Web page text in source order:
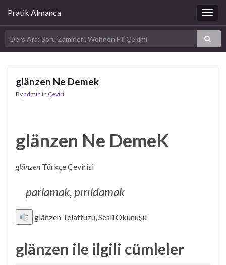
Pratik Almanca
glänzen Ne Demek
Byadmin in Çeviri
glänzen Ne DemeK
glänzen Türkçe Çevirisi
parlamak, pırıldamak
glänzen Telaffuzu, Sesli Okunuşu
glänzen ile ilgili cümleler